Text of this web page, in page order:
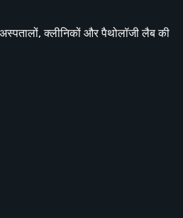
क्लीनिकों और पैथोलॉजी लैब की